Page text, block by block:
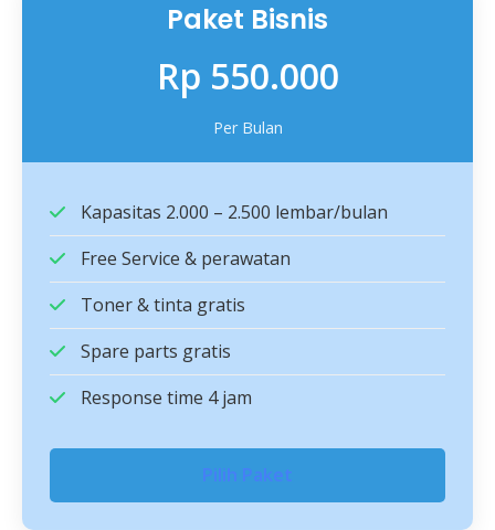
Paket Bisnis
Rp 550.000
Per Bulan
Kapasitas 2.000 – 2.500 lembar/bulan
Free Service & perawatan
Toner & tinta gratis
Spare parts gratis
Response time 4 jam
Pilih Paket